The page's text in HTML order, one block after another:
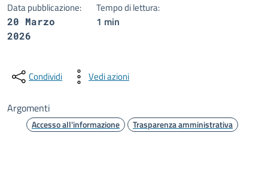
Data pubblicazione:
20 Marzo
2026
Tempo di lettura:
1 min
Condividi Vedi azioni
Argomenti
Accesso all'informazione Trasparenza amministrativa